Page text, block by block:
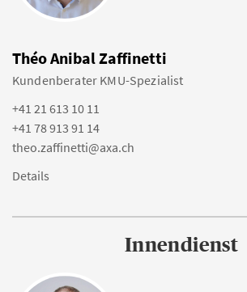
Théo Anibal Zaffinetti
Kundenberater KMU-Spezialist
+41 21 613 10 11
+41 78 913 91 14
theo.zaffinetti@axa.ch
Details
Innendienst